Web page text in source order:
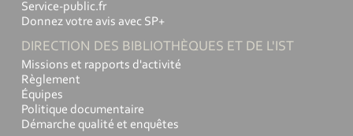
Service-public.fr
Donnez votre avis avec SP+
DIRECTION DES BIBLIOTHÈQUES ET DE L'IST
Missions et rapports d'activité
Règlement
Équipes
Politique documentaire
Démarche qualité et enquêtes